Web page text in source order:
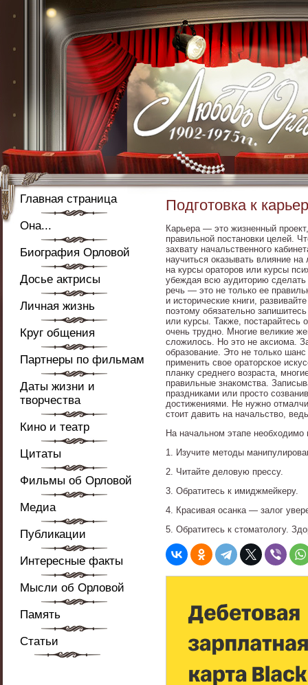
Главная страница
Она...
Биография Орловой
Досье актрисы
Личная жизнь
Круг общения
Партнеры по фильмам
Даты жизни и
творчества
Кино и театр
Цитаты
Фильмы об Орловой
Медиа
Публикации
Интересные факты
Мысли об Орловой
Память
Статьи
Подготовка к
Карьера — это жизненный
правильной постановки целей.
захвату начальственного
научиться оказывать влияние
на курсы ораторов или курсы
убеждая всю аудиторию сделать
речь — это не только ее
и исторические книги,
поэтому обязательно
или курсы. Также,
очень трудно. Многие великие
сложилось. Но это не аксиома.
образование. Это не только
применить свое ораторское
планку среднего возраста,
правильные знакомства.
праздниками или просто
достижениями. Не нужно
стоит давить на начальство,
На начальном этапе
1. Изучите методы
2. Читайте деловую прессу.
3. Обратитесь к имиджмейкеру.
4. Красивая осанка — залог
5. Обратитесь к стоматологу.